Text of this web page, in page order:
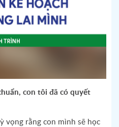
con tôi đã có quyết
vọng rằng con mình sẽ học